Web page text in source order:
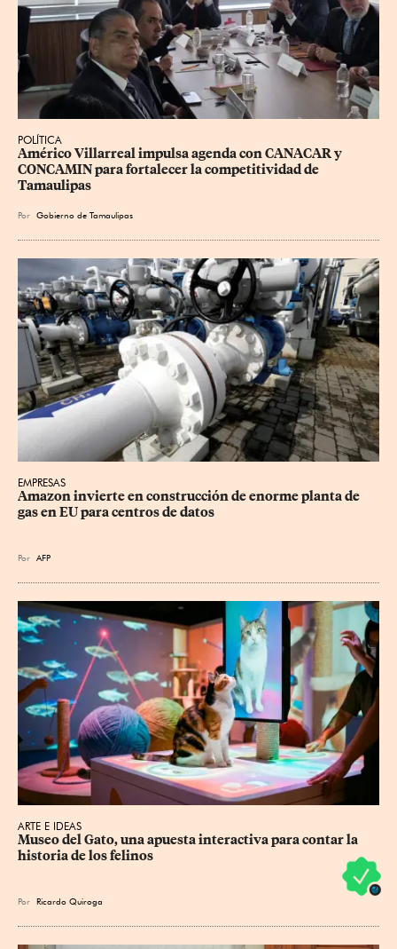
POLÍTICA
Américo Villarreal impulsa agenda con CANACAR y
CONCAMIN para fortalecer la competitividad de
Tamaulipas
Por Gobierno de Tamaulipas
EMPRESAS
Amazon invierte en construcción de enorme planta de
gas en EU para centros de datos
Por AFP
ARTE E IDEAS
Museo del Gato, una apuesta interactiva para contar la
historia de los felinos
Por Ricardo Quiroga